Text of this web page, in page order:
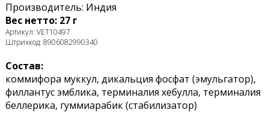
Производитель: Индия
Вес нетто: 27 г
Артикул: VET10497
Штрихкод: 8906082990340
Состав:
коммифора муккул, дикальция фосфат (эмульгатор),
филлантус эмблика, терминалия хебулла, терминалия
беллерика, гуммиарабик (стабилизатор)